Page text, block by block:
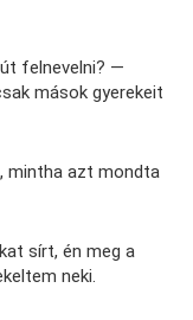
felnevelni? —
mások gyerekeit
mintha azt mondta
sírt, én meg a
neki.